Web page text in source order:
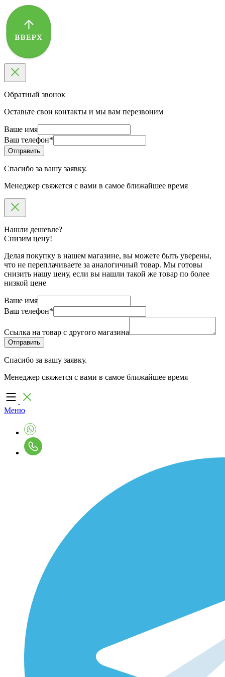
Обратный звонок
Оставьте свои контакты и мы вам перезвоним
Ваше имя
Ваш телефон*
Спасибо за вашу заявку.
Менеджер свяжется с вами в самое ближайшее время
Нашли дешевле?
Снизим цену!
Делая покупку в нашем магазине, вы можете быть уверены,
что не переплачиваете за аналогичный товар. Мы готовы
снизить нашу цену, если вы нашли такой же товар по более
низкой цене
Ваше имя
Ваш телефон*
Ссылка на товар с другого магазина
Спасибо за вашу заявку.
Менеджер свяжется с вами в самое ближайшее время
Меню